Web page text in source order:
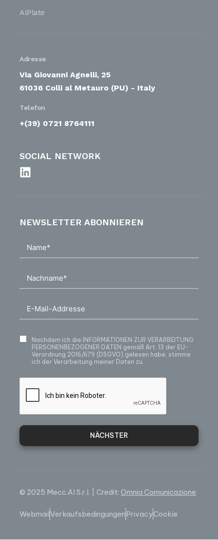
AlPlate
Adresse
Via Giovanni Agnelli, 25
61036 Colli al Metauro (PU) - Italy
Telefon
+(39) 0721 8764111
SOCIAL NETWORK
NEWSLETTER ABONNIEREN
Nachdem ich die INFORMATIONEN ZUR VERARBEITUNG
PERSONENBEZOGENER DATEN gemäß Art. 13 der EU-
Verordnung 2016/679 (DSGVO) gelesen habe, stimme
ich der Verarbeitung meiner Daten zu.
NÄCHSTER
© 2025 Mecc.Al S.r.l. | Credit: Omnia Comunicazione
WebmailVerkaufsbedingungenPrivacyCookie